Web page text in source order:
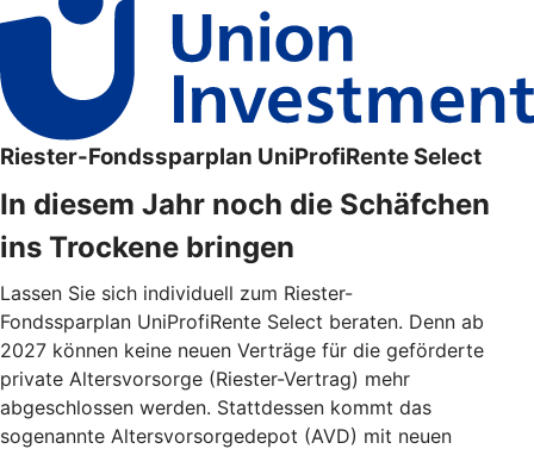
Riester-Fondssparplan UniProfiRente Select
In diesem Jahr noch die Schäfchen
ins Trockene bringen
Lassen Sie sich individuell zum Riester-
Fondssparplan UniProfiRente Select beraten. Denn ab
2027 können keine neuen Verträge für die geförderte
private Altersvorsorge (Riester-Vertrag) mehr
abgeschlossen werden. Stattdessen kommt das
sogenannte Altersvorsorgedepot (AVD) mit neuen